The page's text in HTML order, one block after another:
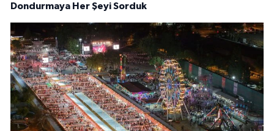
Dondurmaya Her Şeyi Sorduk